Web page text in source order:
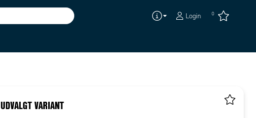
Login 0
UDVALGT VARIANT